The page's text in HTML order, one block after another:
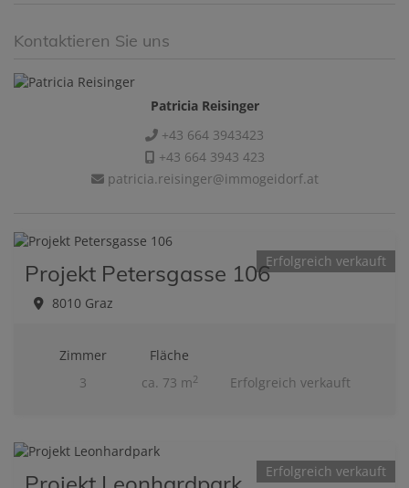
Kontaktieren Sie uns
Patricia Reisinger
+43 664 3943423
+43 664 3943 423
patricia.reisinger@immogeidorf.at
Erfolgreich verkauft
Projekt Petersgasse 106
8010 Graz
Zimmer
3
Fläche
ca. 73 m2 Erfolgreich verkauft
Erfolgreich verkauft